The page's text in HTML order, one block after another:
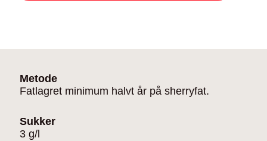
Metode
Fatlagret minimum halvt år på sherryfat.
Sukker
3 g/l